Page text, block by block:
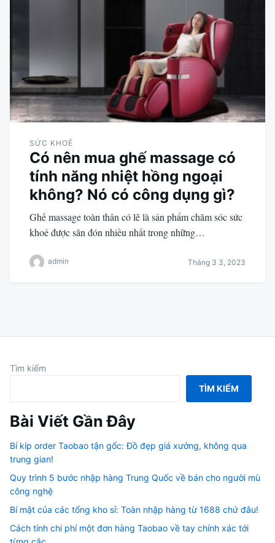
SỨC KHOẺ
Có nên mua ghế massage có
tính năng nhiệt hồng ngoại
không? Nó có công dụng gì?
Ghế massage toàn thân có lẽ là sản phẩm chăm sóc sức
khoẻ được săn đón nhiều nhất trong những…
admin Tháng 3 3, 2023
Tìm kiếm
TÌM KIẾM
Bài Viết Gần Đây
Bí kíp order Taobao tận gốc: Đồ đẹp giá xưởng, không qua
trung gian!
Quy trình 5 bước nhập hàng Trung Quốc về bán cho người mù
công nghệ
Bí mật của các tổng kho sỉ: Toàn nhập hàng từ 1688 chứ đâu!
Cách tính chi phí một đơn hàng Taobao về tay chính xác tới